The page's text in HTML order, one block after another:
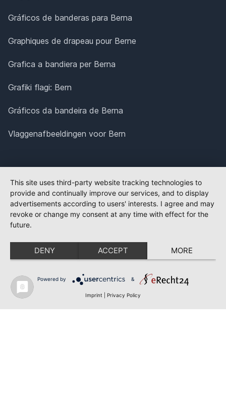
Gráficos de banderas para Berna
Graphiques de drapeau pour Berne
Grafica a bandiera per Berna
Grafiki flagi: Bern
Gráficos da bandeira de Berna
Vlaggenafbeeldingen voor Bern
This site uses third-party website tracking technologies to
provide and continually improve our services, and to display
advertisements according to users' interests. I agree and may
revoke or change my consent at any time with effect for the
future.
DENY ACCEPT MORE
Powered by &
Imprint Privacy Policy